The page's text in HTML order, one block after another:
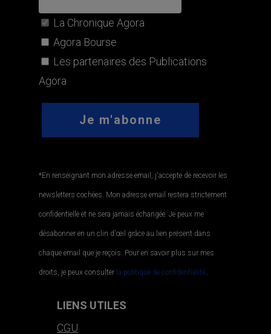
La Chronique Agora
Agora Bourse
Les partenaires des Publications
Agora
*En renseignant mon adresse email, j'accepte de recevoir les
newsletters cochées. Mon adresse email restera strictement
confidentielle et ne sera jamais échangée. Je peux me
désabonner en un clin d'œil grâce au lien présent dans
chaque email que je reçois. Pour en savoir plus sur mes
droits, je peux consulter la politique de confidentialité..
LIENS UTILES
CGU